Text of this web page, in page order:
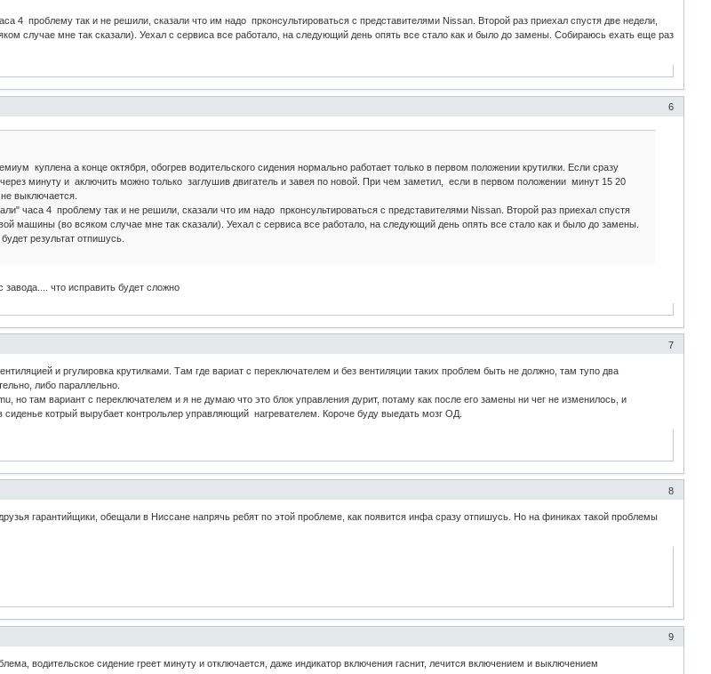
4 проблему так и не решили, сказали что им надо прконсультироваться с представителями Nissan. Второй раз приехал спустя две недели,
случае мне так сказали). Уехал с сервиса все работало, на следующий день опять все стало как и было до замены. Собираюсь ехать еще раз
6
куплена а конце октября, обогрев водительского сидения нормально работает только в первом положении крутилки. Если сразу
минуту и аключить можно только заглушив двигатель и завея по новой. При чем заметил, если в первом положении минут 15 20
выключается.
часа 4 проблему так и не решили, сказали что им надо прконсультироваться с представителями Nissan. Второй раз приехал спустя
машины (во всяком случае мне так сказали). Уехал с сервиса все работало, на следующий день опять все стало как и было до замены.
результат отпишусь.
что исправить будет сложно
7
и ргулировка крутилками. Там где вариат с переключателем и без вентиляции таких проблем быть не должно, там тупо два
либо параллельно.
там вариант с переключателем и я не думаю что это блок управления дурит, потаму как после его замены ни чег не изменилось, и
сиденье котрый вырубает контрольлер управляющий нагревателем. Короче буду выедать мозг ОД.
8
гарантийщики, обещали в Ниссане напрячь ребят по этой проблеме, как появится инфа сразу отпишусь. Но на финиках такой проблемы
9
водительское сидение греет минуту и отключается, даже индикатор включения гаснит, лечится включением и выключением